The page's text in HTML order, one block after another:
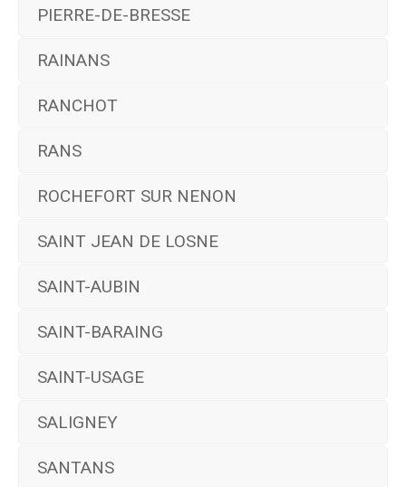
PIERRE-DE-BRESSE
RAINANS
RANCHOT
RANS
ROCHEFORT SUR NENON
SAINT JEAN DE LOSNE
SAINT-AUBIN
SAINT-BARAING
SAINT-USAGE
SALIGNEY
SANTANS